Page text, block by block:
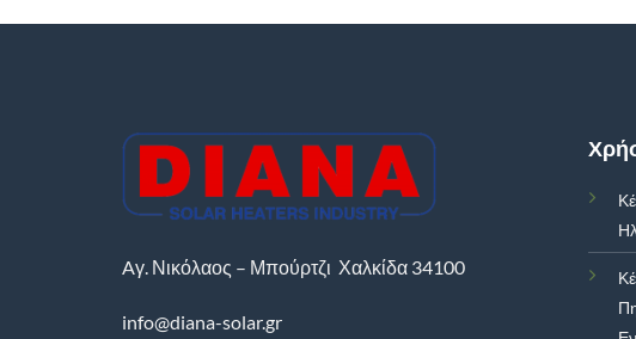
Aγ. Νικόλαος – Μπούρτζι Χαλκίδα 34100
info@diana-solar.gr